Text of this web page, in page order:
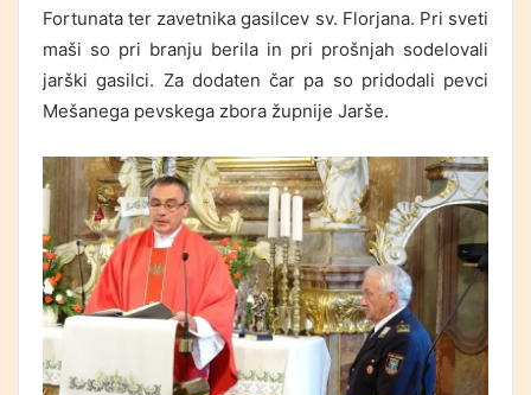
Fortunata ter zavetnika gasilcev sv. Florjana. Pri sveti
maši so pri branju berila in pri prošnjah sodelovali
jarški gasilci. Za dodaten čar pa so pridodali pevci
Mešanega pevskega zbora župnije Jarše.